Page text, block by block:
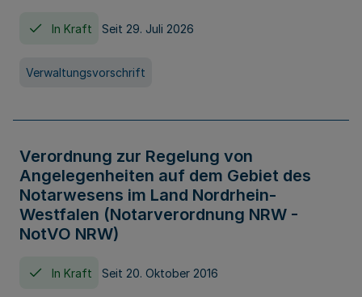
In Kraft Seit 29. Juli 2026
Verwaltungsvorschrift
Verordnung zur Regelung von
Angelegenheiten auf dem Gebiet des
Notarwesens im Land Nordrhein-
Westfalen (Notarverordnung NRW -
NotVO NRW)
In Kraft Seit 20. Oktober 2016